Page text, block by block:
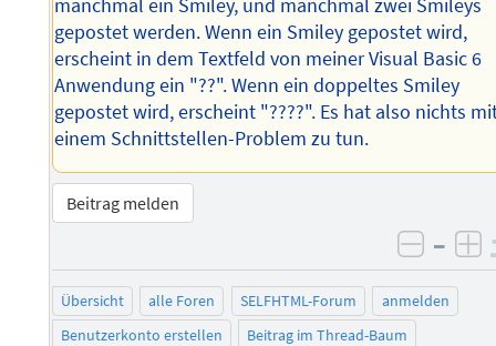
manchmal ein Smiley, und manchmal zwei Smileys
gepostet werden. Wenn ein Smiley gepostet wird,
erscheint in dem Textfeld von meiner Visual Basic 6
Anwendung ein "??". Wenn ein doppeltes Smiley
gepostet wird, erscheint "????". Es hat also nichts
einem Schnittstellen-Problem zu tun.
Beitrag melden
–
Übersicht alle Foren SELFHTML-Forum
anmelden
Benutzerkonto erstellen
Beitrag im Thread-Baum